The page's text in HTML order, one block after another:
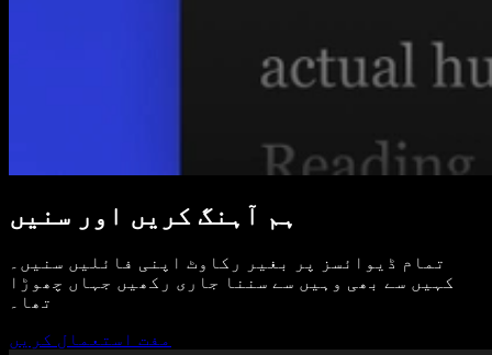
ہم آہنگ کریں اور سنیں
تمام ڈیوائسز پر بغیر رکاوٹ اپنی فائلیں سنیں۔
کہیں سے بھی وہیں سے سننا جاری رکھیں جہاں چھوڑا
تھا۔
مفت استعمال کریں